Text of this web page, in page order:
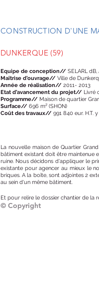
CONSTRUCTION D'UNE
DUNKERQUE (59)
Equipe de conception// SELARL
Maîtrise d’ouvrage// Ville de
Année de réalisation// 2011- 2013
Etat d’avancement du projet// Livré
Programme// Maison de quartier
Surface// 696 m² (SHON)
Coût des travaux// 991 840 eur. H.T.
La nouvelle maison de Quartier
bâtiment existant doit être maintenue
ruine. Nous décidons d'appliquer le
existante pour agencer au mieux le
briques. A la boîte, sont adjointes 2
au sein d'un même bâtiment.
Et pour relire le dossier chantier de la
© Copyright